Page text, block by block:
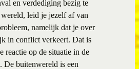
en verdediging bezig te
leid je jezelf af van
namelijk dat je over
in conflict verkeert. Dat is
reactie op de situatie in de
De buitenwereld is een